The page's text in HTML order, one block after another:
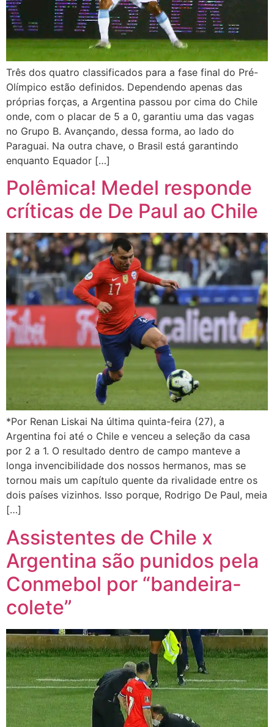
Três dos quatro classificados para a fase final do Pré-
Olímpico estão definidos. Dependendo apenas das
próprias forças, a Argentina passou por cima do Chile
onde, com o placar de 5 a 0, garantiu uma das vagas
no Grupo B. Avançando, dessa forma, ao lado do
Paraguai. Na outra chave, o Brasil está garantindo
enquanto Equador […]
Polêmica! Medel responde
críticas de De Paul ao Chile
*Por Renan Liskai Na última quinta-feira (27), a
Argentina foi até o Chile e venceu a seleção da casa
por 2 a 1. O resultado dentro de campo manteve a
longa invencibilidade dos nossos hermanos, mas se
tornou mais um capítulo quente da rivalidade entre os
dois países vizinhos. Isso porque, Rodrigo De Paul, meia
[…]
Assistentes de Chile x
Argentina são punidos pela
Conmebol por “bandeira-
colete”